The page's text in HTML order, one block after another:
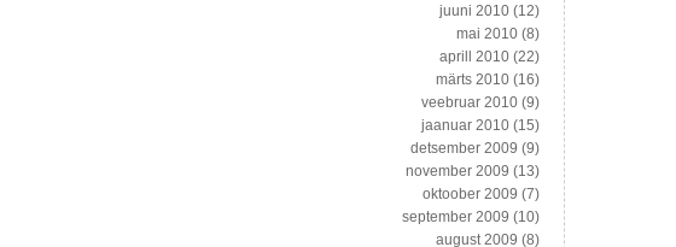
juuni 2010 (12)
mai 2010 (8)
aprill 2010 (22)
märts 2010 (16)
veebruar 2010 (9)
jaanuar 2010 (15)
detsember 2009 (9)
november 2009 (13)
oktoober 2009 (7)
september 2009 (10)
august 2009 (8)